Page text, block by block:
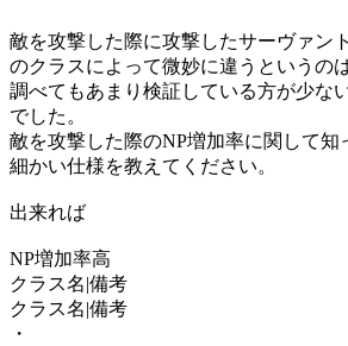
敵を攻撃した際に攻撃したサーヴァン
のクラスによって微妙に違うというの
調べてもあまり検証している方が少な
でした。
敵を攻撃した際のNP増加率に関して知
細かい仕様を教えてください。
出来れば
NP増加率高
クラス名|備考
クラス名|備考
・